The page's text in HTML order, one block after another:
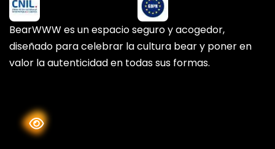
BearWWW es un espacio seguro y acogedor,
diseñado para celebrar la cultura bear y poner en
valor la autenticidad en todas sus formas.